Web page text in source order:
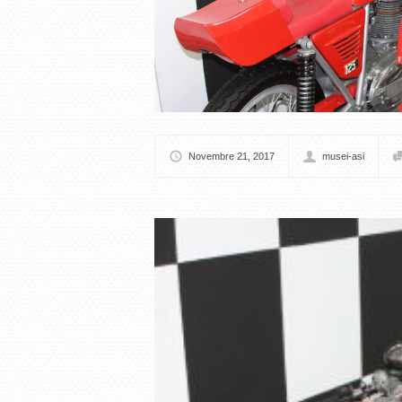
Novembre 21, 2017 musei-asi